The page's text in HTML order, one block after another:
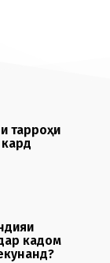
тарроҳи
кадом